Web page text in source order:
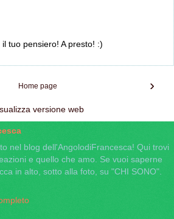
tuo pensiero! A presto! :)
›
Home page
versione web
nel blog dell'AngolodiFrancesca! Qui trovi
e quello che amo. Se vuoi saperne
in alto, sotto alla foto, su "CHI SONO".